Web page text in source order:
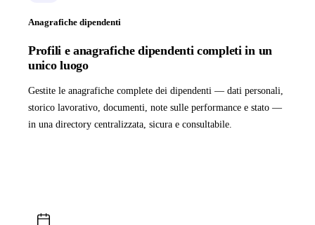
Anagrafiche dipendenti
Profili e anagrafiche dipendenti completi in un
unico luogo
Gestite le anagrafiche complete dei dipendenti — dati personali,
storico lavorativo, documenti, note sulle performance e stato —
in una directory centralizzata, sicura e consultabile.